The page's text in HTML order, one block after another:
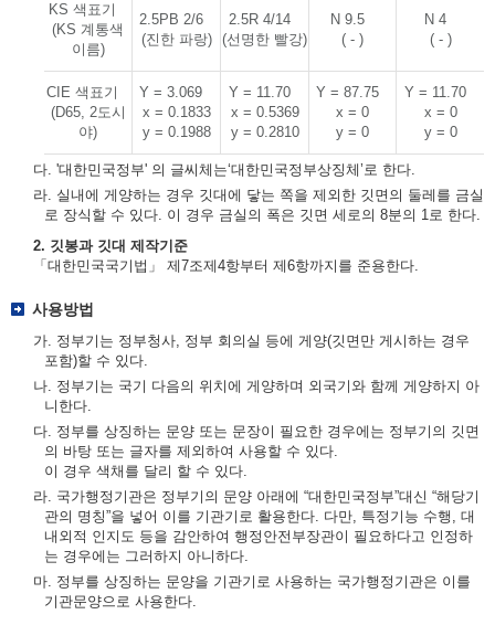
KS 색표기
(KS 계통색
이름)
2.5PB 2/6
(진한 파랑)
2.5R 4/14
(선명한 빨강)
N 9.5
( - )
N 4
( - )
CIE 색표기
(D65, 2도시
야)
Y = 3.069
x = 0.1833
y = 0.1988
Y = 11.70
x = 0.5369
y = 0.2810
Y = 87.75
x = 0
y = 0
Y = 11.70
x = 0
y = 0
다. '대한민국정부' 의 글씨체는‘대한민국정부상징체’로 한다.
라. 실내에 게양하는 경우 깃대에 닿는 쪽을 제외한 깃면의 둘레를 금실
로 장식할 수 있다. 이 경우 금실의 폭은 깃면 세로의 8분의 1로 한다.
2. 깃봉과 깃대 제작기준
「대한민국국기법」 제7조제4항부터 제6항까지를 준용한다.
사용방법
가. 정부기는 정부청사, 정부 회의실 등에 게양(깃면만 게시하는 경우
포함)할 수 있다.
나. 정부기는 국기 다음의 위치에 게양하며 외국기와 함께 게양하지 아
니한다.
다. 정부를 상징하는 문양 또는 문장이 필요한 경우에는 정부기의 깃면
의 바탕 또는 글자를 제외하여 사용할 수 있다.
이 경우 색채를 달리 할 수 있다.
라. 국가행정기관은 정부기의 문양 아래에 “대한민국정부”대신 “해당기
관의 명칭”을 넣어 이를 기관기로 활용한다. 다만, 특정기능 수행, 대
내외적 인지도 등을 감안하여 행정안전부장관이 필요하다고 인정하
는 경우에는 그러하지 아니하다.
마. 정부를 상징하는 문양을 기관기로 사용하는 국가행정기관은 이를
기관문양으로 사용한다.